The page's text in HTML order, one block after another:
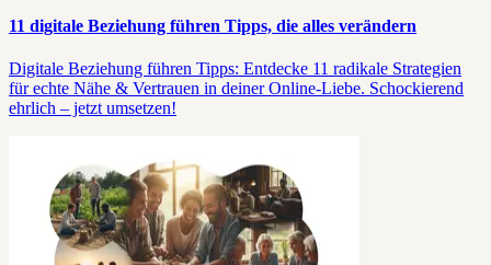
11 digitale Beziehung führen Tipps, die alles verändern
Digitale Beziehung führen Tipps: Entdecke 11 radikale Strategien
für echte Nähe & Vertrauen in deiner Online-Liebe. Schockierend
ehrlich – jetzt umsetzen!